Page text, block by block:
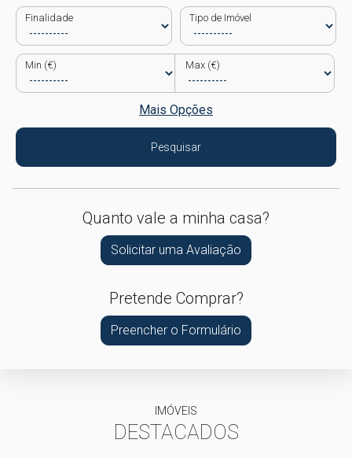
Finalidade Tipo de Imóvel
Min (€) Max (€)
Mais Opções
Pesquisar
Quanto vale a minha casa?
Solicitar uma Avaliação
Pretende Comprar?
Preencher o Formulário
IMÓVEIS
DESTACADOS